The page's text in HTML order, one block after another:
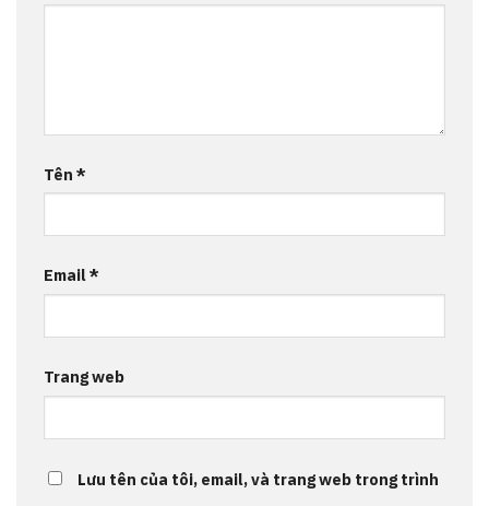
Tên *
Email*
Trang web
Lưu tên của tôi, email, và trang web trong trình